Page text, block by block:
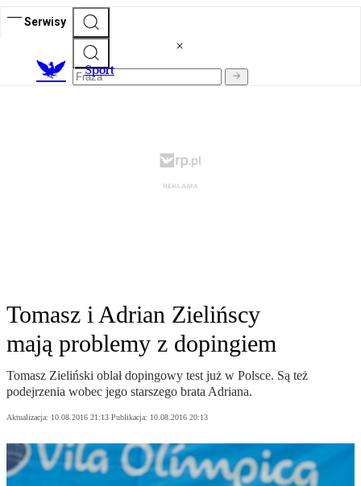
Serwisy
Sport
Tomasz i Adrian Zielińscy
mają problemy z dopingiem
Tomasz Zieliński oblał dopingowy test już w Polsce. Są też
podejrzenia wobec jego starszego brata Adriana.
Aktualizacja: 10.08.2016 21:13 Publikacja: 10.08.2016 20:13